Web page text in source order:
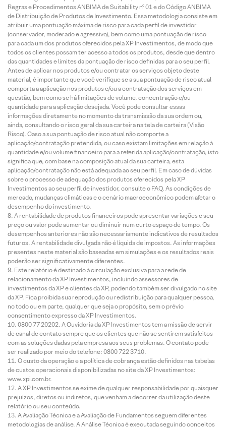
Regras e Procedimentos ANBIMA de Suitability nº 01 e do Código ANBIMA
de Distribuição de Produtos de Investimento. Essa metodologia consiste em
atribuir uma pontuação máxima de risco para cada perfil de investidor
(conservador, moderado e agressivo), bem como uma pontuação de risco
para cada um dos produtos oferecidos pela XP Investimentos, de modo que
todos os clientes possam ter acesso a todos os produtos, desde que dentro
das quantidades e limites da pontuação de risco definidas para o seu perfil.
Antes de aplicar nos produtos e/ou contratar os serviços objeto deste
material, é importante que você verifique se a sua pontuação de risco atual
comporta a aplicação nos produtos e/ou a contratação dos serviços em
questão, bem como se há limitações de volume, concentração e/ou
quantidade para a aplicação desejada. Você pode consultar essas
informações diretamente no momento da transmissão da sua ordem ou,
ainda, consultando o risco geral da sua carteira na tela de carteira (Visão
Risco). Caso a sua pontuação de risco atual não comporte a
aplicação/contratação pretendida, ou caso existam limitações em relação à
quantidade e/ou volume financeiro para a referida aplicação/contratação, isto
significa que, com base na composição atual da sua carteira, esta
aplicação/contratação não está adequada ao seu perfil. Em caso de dúvidas
sobre o processo de adequação dos produtos oferecidos pela XP
Investimentos ao seu perfil de investidor, consulte o FAQ. As condições de
mercado, mudanças climáticas e o cenário macroeconômico podem afetar o
desempenho do investimento.
A rentabilidade de produtos financeiros pode apresentar variações e seu
preço ou valor pode aumentar ou diminuir num curto espaço de tempo. Os
desempenhos anteriores não são necessariamente indicativos de resultados
futuros. A rentabilidade divulgada não é líquida de impostos. As informações
presentes neste material são baseadas em simulações e os resultados reais
poderão ser significativamente diferentes.
Este relatório é destinado à circulação exclusiva para a rede de
relacionamento da XP Investimentos, incluindo assessores de
investimentos da XP e clientes da XP, podendo também ser divulgado no site
da XP. Fica proibida sua reprodução ou redistribuição para qualquer pessoa,
no todo ou em parte, qualquer que seja o propósito, sem o prévio
consentimento expresso da XP Investimentos.
0800 77 20202. A Ouvidoria da XP Investimentos tem a missão de servir
de canal de contato sempre que os clientes que não se sentirem satisfeitos
com as soluções dadas pela empresa aos seus problemas. O contato pode
ser realizado por meio do telefone: 0800 722 3710.
O custo da operação e a política de cobrança estão definidos nas tabelas
de custos operacionais disponibilizadas no site da XP Investimentos:
www.xpi.com.br.
A XP Investimentos se exime de qualquer responsabilidade por quaisquer
prejuízos, diretos ou indiretos, que venham a decorrer da utilização deste
relatório ou seu conteúdo.
A Avaliação Técnica e a Avaliação de Fundamentos seguem diferentes
metodologias de análise. A Análise Técnica é executada seguindo conceitos